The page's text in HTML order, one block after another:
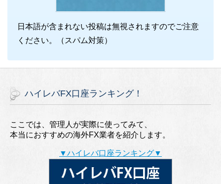
日本語が含まれない投稿は無視されますのでご注意
ください。（スパム対策）
ハイレバFX口座ランキング！
ここでは、管理人が実際に使ってみて、
本当におすすめの海外FX業者を紹介します。
▼ハイレバ口座ランキング▼